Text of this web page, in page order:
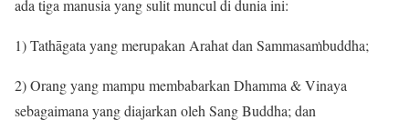
ada tiga manusia yang sulit muncul di dunia ini:
1) Tathāgata yang merupakan Arahat dan Sammasaṁbuddha;
2) Orang yang mampu membabarkan Dhamma & Vinaya
sebagaimana yang diajarkan oleh Sang Buddha; dan